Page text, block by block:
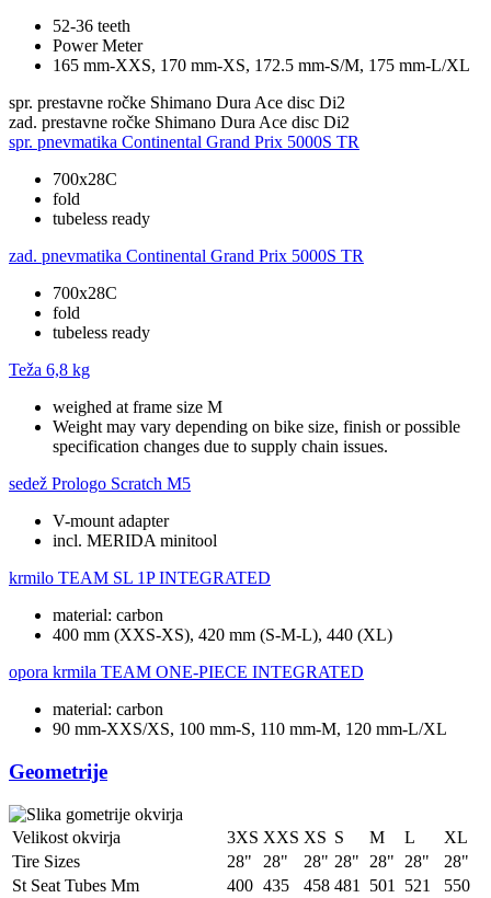
52-36 teeth
Power Meter
165 mm-XXS, 170 mm-XS, 172.5 mm-S/M, 175 mm-L/XL
spr. prestavne ročke Shimano Dura Ace disc Di2
zad. prestavne ročke Shimano Dura Ace disc Di2
spr. pnevmatika Continental Grand Prix 5000S TR
700x28C
fold
tubeless ready
zad. pnevmatika Continental Grand Prix 5000S TR
700x28C
fold
tubeless ready
Teža 6,8 kg
weighed at frame size M
Weight may vary depending on bike size, finish or possible
specification changes due to supply chain issues.
sedež Prologo Scratch M5
V-mount adapter
incl. MERIDA minitool
krmilo TEAM SL 1P INTEGRATED
material: carbon
400 mm (XXS-XS), 420 mm (S-M-L), 440 (XL)
opora krmila TEAM ONE-PIECE INTEGRATED
material: carbon
90 mm-XXS/XS, 100 mm-S, 110 mm-M, 120 mm-L/XL
Geometrije
Velikost okvirja 3XS XXS XS S M L
XL
Tire Sizes
28" 28" 28" 28" 28" 28"
28"
St Seat Tubes Mm
400 435 458 481 501 521
550